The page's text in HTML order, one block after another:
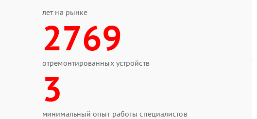
лет на рынке
2769
отремонтированных устройств
3
минимальный опыт работы специалистов